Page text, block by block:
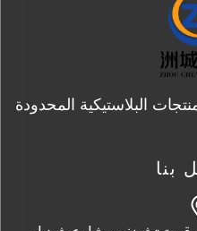
البلاستيكية المحدودة
بنا